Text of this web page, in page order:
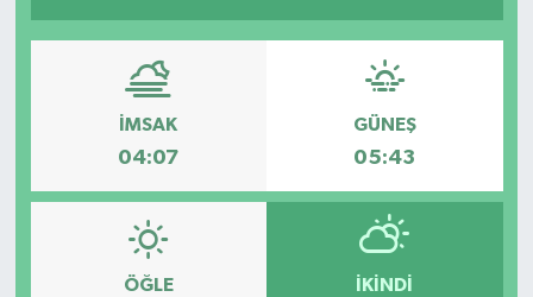
İMSAK
04:07
GÜNEŞ
05:43
ÖĞLE İKINDI